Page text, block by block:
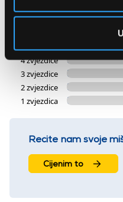
5 zvjezdica
4 zvjezdice
3 zvjezdice
2 zvjezdice
1 zvjezdica
Recite nam svoje
Cijenim to